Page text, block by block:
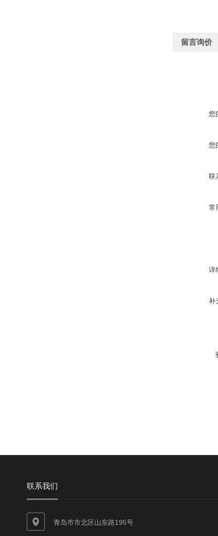
留言询价
您
您
联
常
详
补
联系我们
青岛市市北区山东路195号